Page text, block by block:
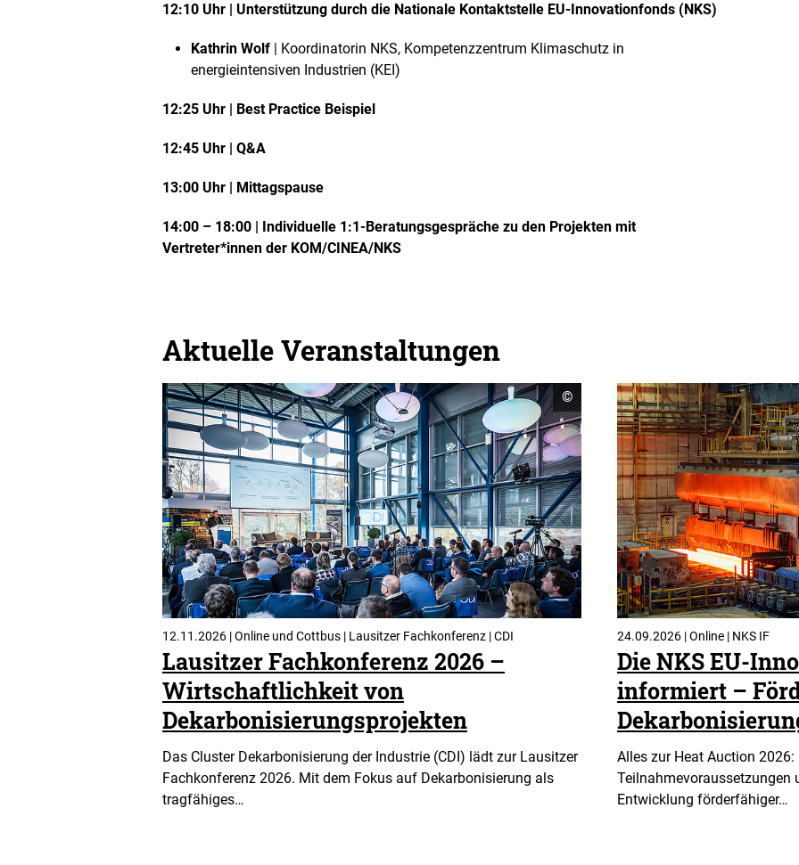
12:10 Uhr | Unterstützung durch die Nationale Kontaktstelle EU-Innovationfonds (NKS)
Kathrin Wolf
| Koordinatorin NKS, Kompetenzzentrum Klimaschutz in
energieintensiven Industrien (KEI)
12:25 Uhr | Best Practice Beispiel
12:45 Uhr | Q&A
13:00 Uhr | Mittagspause
14:00 – 18:00 |
Individuelle 1:1-Beratungsgespräche zu den Projekten mit
Vertreter*innen der KOM/CINEA/NKS
Aktuelle Veranstaltungen
Copyright
Informationen
öffnen
©
12.11.2026 | Online und Cottbus | Lausitzer Fachkonferenz | CDI
Lausitzer Fachkonferenz 2026 –
Wirtschaftlichkeit von
Dekarbonisierungsprojekten
Das Cluster Dekarbonisierung der Industrie (CDI) lädt zur Lausitzer
Fachkonferenz 2026. Mit dem Fokus auf Dekarbonisierung als
tragfähiges…
24.09.2026 | Online | NKS IF
Die NKS EU-
informiert –
Alles zur Heat Auction
Teilnahmevoraussetzungen
Entwicklung förderfähiger…